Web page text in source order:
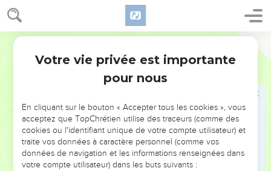
Galates 5
de contraires à la chair ; ils sont opposés l’un à l’autre, afin
que vous ne fassiez pas ce que vous voudriez.
Mais si vous êtes conduits par l’Esprit, vous n’êtes pas
inconduite, impureté, débauche,
idolâtrie, magie, hostilités, discorde, jalousie, fureurs,
rivalités, divisions, partis-pris,
envie, ivrognerie, orgies, et choses semblables. Je vous
préviens comme je l’ai déjà fait : ceux qui se livrent à de
telles pratiques n’hériteront pas du royaume de Dieu.
Votre vie privée est importante
pour nous
En cliquant sur le bouton « Accepter tous les cookies », vous
acceptez que TopChrétien utilise des traceurs (comme des
cookies ou l'identifiant unique de votre compte utilisateur) et
traite vos données à caractère personnel (comme vos
données de navigation et les informations renseignées dans
votre compte utilisateur) dans les buts suivants :